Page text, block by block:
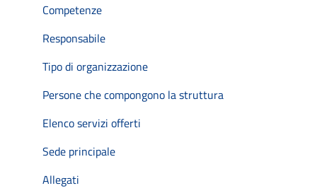
Competenze
Responsabile
Tipo di organizzazione
Persone che compongono la struttura
Elenco servizi offerti
Sede principale
Allegati